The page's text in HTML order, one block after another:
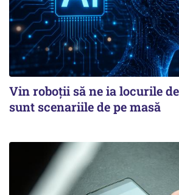
Vin roboţii să ne ia locurile
sunt scenariile de pe masă